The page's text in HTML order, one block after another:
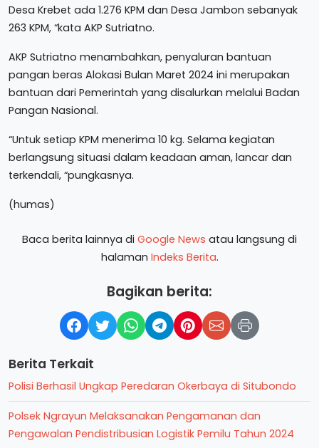
Desa Krebet ada 1.276 KPM dan Desa Jambon sebanyak
263 KPM, “kata AKP Sutriatno.
AKP Sutriatno menambahkan, penyaluran bantuan
pangan beras Alokasi Bulan Maret 2024 ini merupakan
bantuan dari Pemerintah yang disalurkan melalui Badan
Pangan Nasional.
“Untuk setiap KPM menerima 10 kg. Selama kegiatan
berlangsung situasi dalam keadaan aman, lancar dan
terkendali, “pungkasnya.
(humas)
Baca berita lainnya di Google News atau langsung di
halaman Indeks Berita.
Bagikan berita:
Berita Terkait
Polisi Berhasil Ungkap Peredaran Okerbaya di Situbondo
Polsek Ngrayun Melaksanakan Pengamanan dan
Pengawalan Pendistribusian Logistik Pemilu Tahun 2024